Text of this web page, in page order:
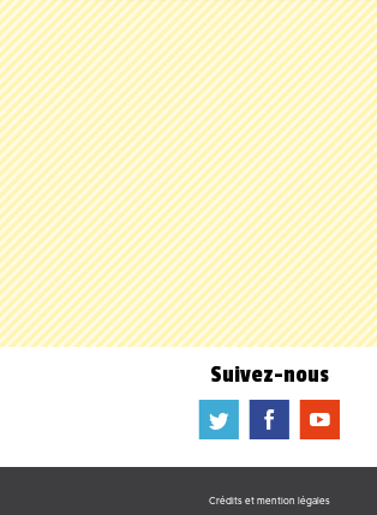
Suivez-nous
a b f
Crédits et mention légales